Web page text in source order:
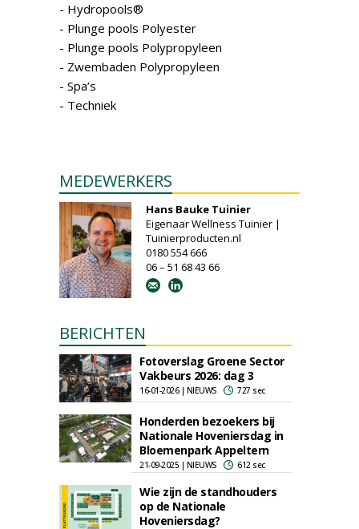
- Hydropools®
- Plunge pools Polyester
- Plunge pools Polypropyleen
- Zwembaden Polypropyleen
- Spa’s
- Techniek
MEDEWERKERS
Hans Bauke Tuinier
Eigenaar Wellness Tuinier |
Tuinierproducten.nl
0180 554 666
06 – 51 68 43 66
BERICHTEN
Fotoverslag Groene Sector
Vakbeurs 2026: dag 3
16-01-2026 | NIEUWS 727 sec
Honderden bezoekers bij
Nationale Hoveniersdag in
Bloemenpark Appeltern
21-09-2025 | NIEUWS 612 sec
Wie zijn de standhouders
op de Nationale
Hoveniersdag?